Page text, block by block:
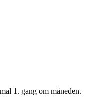
1. gang om måneden.